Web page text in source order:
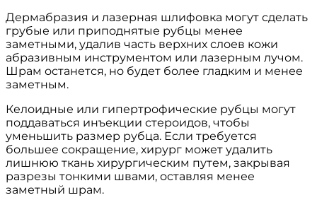
Дермабразия и лазерная шлифовка могут сделать
грубые или приподнятые рубцы менее
заметными, удалив часть верхних слоев кожи
абразивным инструментом или лазерным лучом.
Шрам останется, но будет более гладким и менее
заметным.
Келоидные или гипертрофические рубцы могут
поддаваться инъекции стероидов, чтобы
уменьшить размер рубца. Если требуется
большее сокращение, хирург может удалить
лишнюю ткань хирургическим путем, закрывая
разрезы тонкими швами, оставляя менее
заметный шрам.